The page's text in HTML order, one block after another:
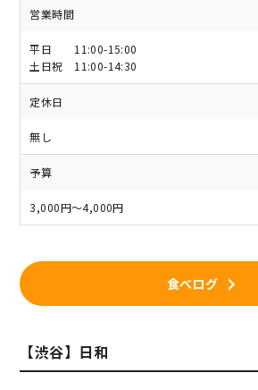
営業時間
平日 11:00-15:00
土日祝 11:00-14:30
定休日
無し
予算
3,000円～4,000円
食べログ
【渋谷】日和